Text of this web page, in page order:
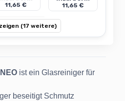
11,65 € 11,65 €
(17 weitere)
ist ein Glasreiniger für
beseitigt Schmutz